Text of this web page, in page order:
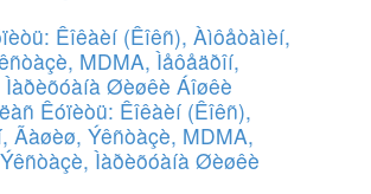
Êîêàèí (Êîêñ), Àìôåòàìèí,
MDMA, Ìåôåäðîí,
Ìàðèõóàíà Øèøêè Áîøêè
Êóïèòü: Êîêàèí (Êîêñ),
Ãàøèø, Ýêñòàçè, MDMA,
Ìàðèõóàíà Øèøêè